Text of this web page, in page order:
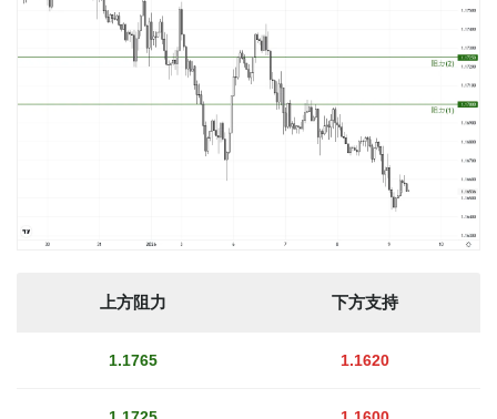
上方阻力 下方支持
1.1765 1.1620